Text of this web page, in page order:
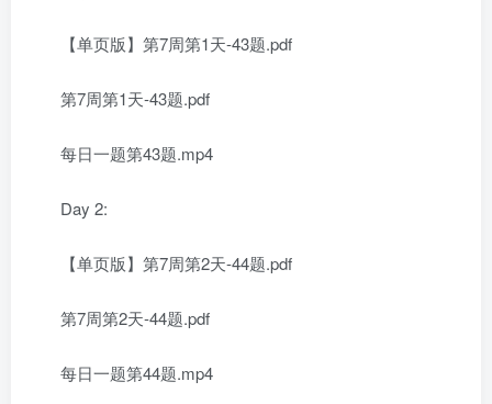
【单页版】第7周第1天-43题.pdf
第7周第1天-43题.pdf
每日一题第43题.mp4
Day 2:
【单页版】第7周第2天-44题.pdf
第7周第2天-44题.pdf
每日一题第44题.mp4